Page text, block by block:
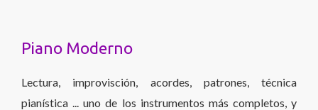
Piano Moderno
Lectura, improvisción, acordes, patrones, técnica
pianística ... uno de los instrumentos más completos, y